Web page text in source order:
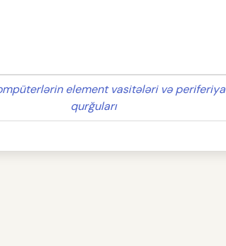
element vasitələri və periferiya
qurğuları